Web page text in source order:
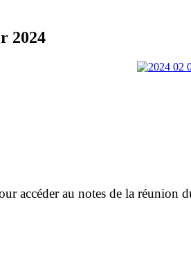
2024
accéder au notes de la réunion